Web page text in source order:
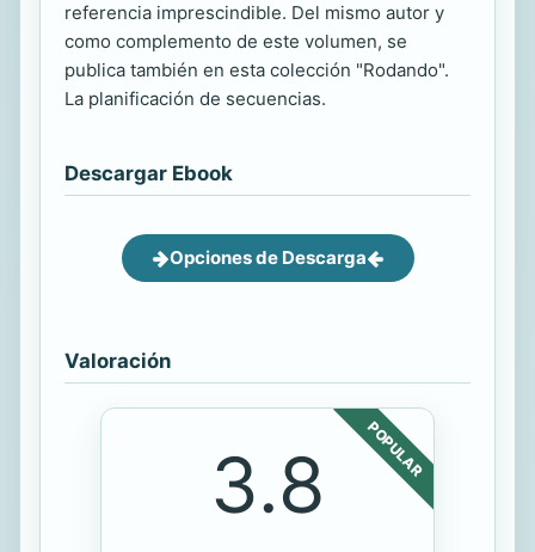
referencia imprescindible. Del mismo autor y
como complemento de este volumen, se
publica también en esta colección "Rodando".
La planificación de secuencias.
Descargar Ebook
Opciones de Descarga
Valoración
POPULAR
3.8